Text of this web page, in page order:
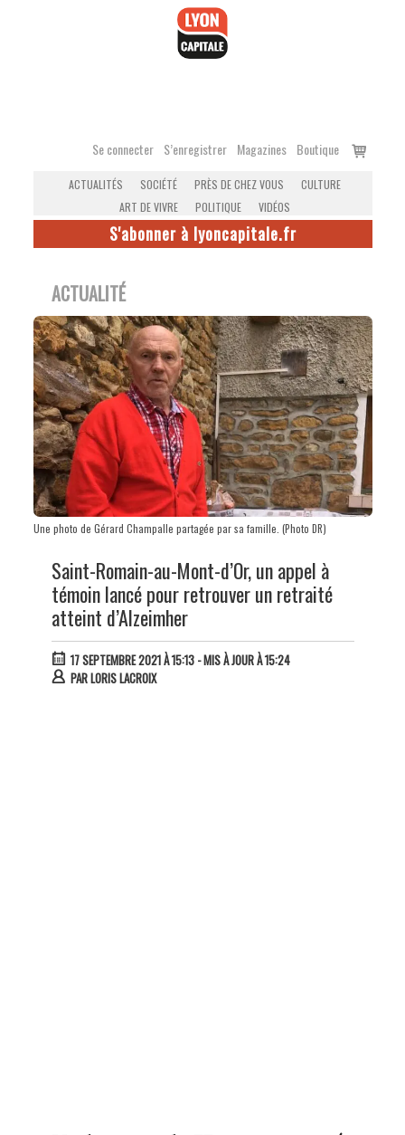
Se connecter S’enregistrer Magazines Boutique
Voir
ACTUALITÉS SOCIÉTÉ PRÈS DE CHEZ VOUS
CULTURE
ART DE VIVRE
POLITIQUE VIDÉOS
S'abonner à lyoncapitale.fr
ACTUALITÉ
Une photo de Gérard Champalle partagée par sa famille. (Photo DR)
Saint-Romain-au-Mont-d’Or, un appel à
témoin lancé pour retrouver un retraité
atteint d’Alzeimher
17 SEPTEMBRE 2021 À 15:13- MIS À JOUR À 15:24
PARLORIS LACROIX